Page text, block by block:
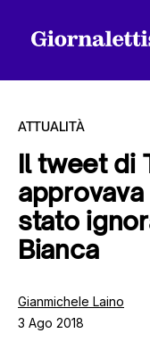
Tutti gli articoli
Contatti
ATTUALITÀ
Il tweet di
stato
Bianca
Gianmichele Laino
3 Ago 2018